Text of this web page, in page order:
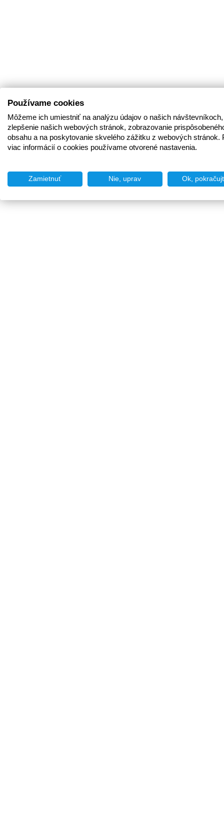
Používame cookies
Môžeme ich umiestniť na analýzu údajov o našich
zlepšenie našich webových stránok, zobrazovanie
obsahu a na poskytovanie skvelého zážitku z webových stránok.
viac informácií o cookies používame otvorené nastavenia.
Zamietnuť Nie, uprav Ok,